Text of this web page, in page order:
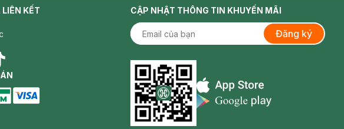
LIÊN KẾT CẬP NHẬT THÔNG TIN KHUYẾN MÃI
Đăng ký
Appstore icon